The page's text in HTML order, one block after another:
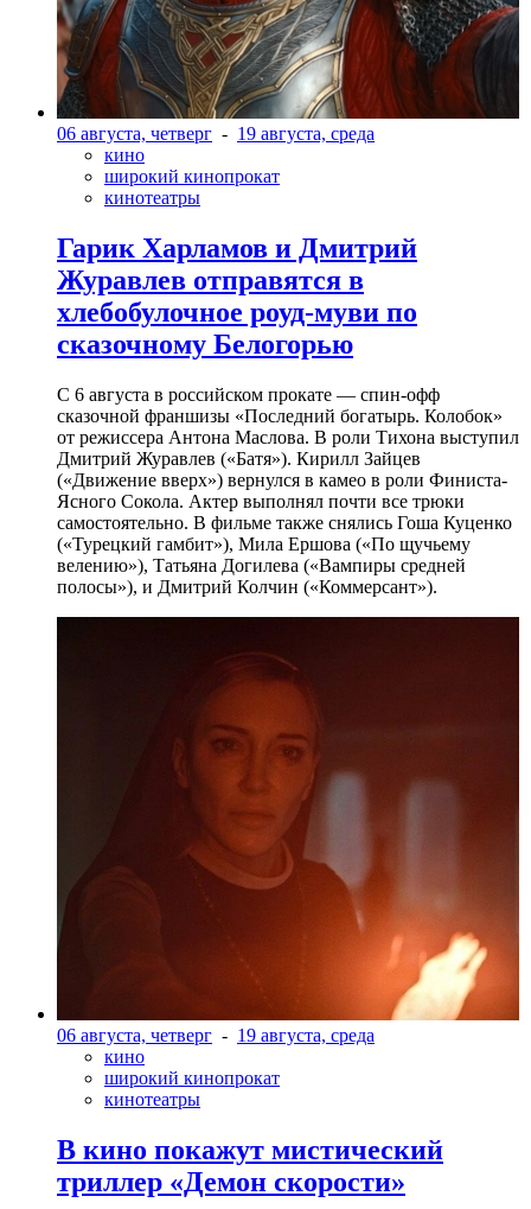
06 августа, четверг - 19 августа, среда
кино
широкий кинопрокат
кинотеатры
Гарик Харламов и Дмитрий
Журавлев отправятся в
хлебобулочное роуд-муви по
сказочному Белогорью
С 6 августа в российском прокате — спин-офф
сказочной франшизы «Последний богатырь. Колобок»
от режиссера Антона Маслова. В роли Тихона выступил
Дмитрий Журавлев («Батя»). Кирилл Зайцев
(«Движение вверх») вернулся в камео в роли Финиста-
Ясного Сокола. Актер выполнял почти все трюки
самостоятельно. В фильме также снялись Гоша Куценко
(«Турецкий гамбит»), Мила Ершова («По щучьему
велению»), Татьяна Догилева («Вампиры средней
полосы»), и Дмитрий Колчин («Коммерсант»).
06 августа, четверг - 19 августа, среда
кино
широкий кинопрокат
кинотеатры
В кино покажут мистический
триллер «Демон скорости»